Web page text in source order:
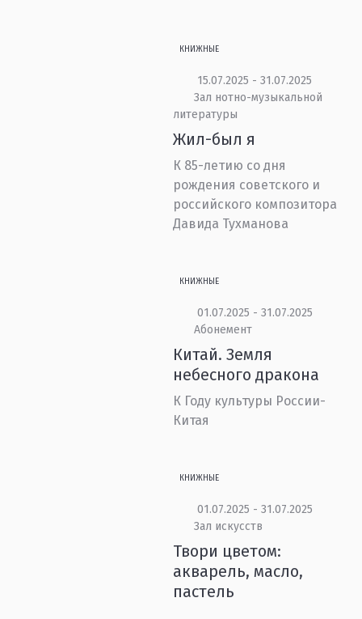
КНИЖНЫЕ
15.07.2025 - 31.07.2025
Зал нотно-музыкальной
литературы
Жил-был я
К 85-летию со дня
рождения советского и
российского композитора
Давида Тухманова
КНИЖНЫЕ
01.07.2025 - 31.07.2025
Абонемент
Китай. Земля
небесного дракона
К Году культуры России-
Китая
КНИЖНЫЕ
01.07.2025 - 31.07.2025
Зал искусств
Твори цветом:
акварель, масло,
пастель